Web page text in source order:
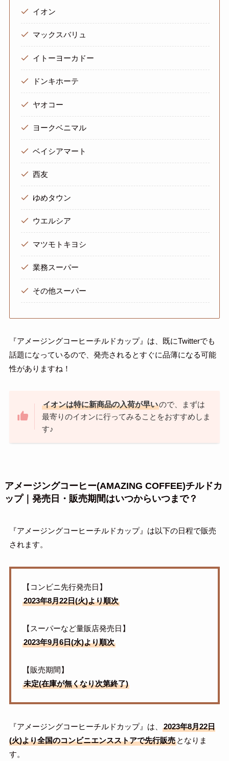
イオン
マックスバリュ
イトーヨーカドー
ドンキホーテ
ヤオコー
ヨークベニマル
ベイシアマート
西友
ゆめタウン
ウエルシア
マツモトキヨシ
業務スーパー
その他スーパー
『アメージングコーヒーチルドカップ』は、既にTwitterでも
話題になっているので、発売されるとすぐに品薄になる可能
性がありますね！
イオンは特に新商品の入荷が早いので、まずは
最寄りのイオンに行ってみることをおすすめしま
す♪
アメージングコーヒー(AMAZING COFFEE)チルドカ
ップ｜発売日・販売期間はいつからいつまで？
『アメージングコーヒーチルドカップ』は以下の日程で販売
されます。
【コンビニ先行発売日】
2023年8月22日(火)より順次
【スーパーなど量販店発売日】
2023年9月6日(水)より順次
【販売期間】
未定(在庫が無くなり次第終了)
『アメージングコーヒーチルドカップ』は、
2023年8月22日
(火)より全国のコンビニエンスストアで先行販売となりま
す。